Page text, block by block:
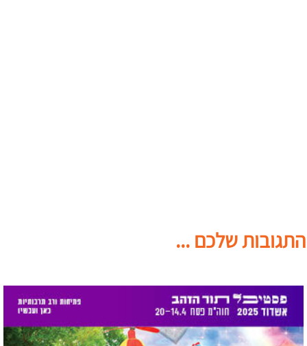
התגובות שלכם ...